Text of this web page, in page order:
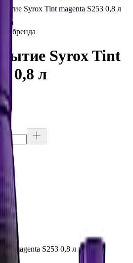
Syrox Tint magenta S253 0,8 л
Без бренда
Syrox Tint
0,8 л
magenta S253 0,8 л